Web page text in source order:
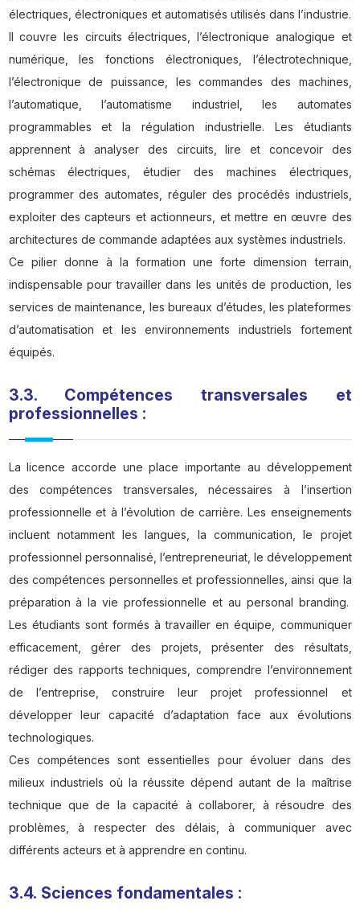
électriques, électroniques et automatisés utilisés dans l’industrie.
Il couvre les circuits électriques, l’électronique analogique et
numérique, les fonctions électroniques, l’électrotechnique,
l’électronique de puissance, les commandes des machines,
l’automatique, l’automatisme industriel, les automates
programmables et la régulation industrielle. Les étudiants
apprennent à analyser des circuits, lire et concevoir des
schémas électriques, étudier des machines électriques,
programmer des automates, réguler des procédés industriels,
exploiter des capteurs et actionneurs, et mettre en œuvre des
architectures de commande adaptées aux systèmes industriels.
Ce pilier donne à la formation une forte dimension terrain,
indispensable pour travailler dans les unités de production, les
services de maintenance, les bureaux d’études, les plateformes
d’automatisation et les environnements industriels fortement
équipés.
3.3. Compétences transversales et
professionnelles :
La licence accorde une place importante au développement
des compétences transversales, nécessaires à l’insertion
professionnelle et à l’évolution de carrière. Les enseignements
incluent notamment les langues, la communication, le projet
professionnel personnalisé, l’entrepreneuriat, le développement
des compétences personnelles et professionnelles, ainsi que la
préparation à la vie professionnelle et au personal branding.
Les étudiants sont formés à travailler en équipe, communiquer
efficacement, gérer des projets, présenter des résultats,
rédiger des rapports techniques, comprendre l’environnement
de l’entreprise, construire leur projet professionnel et
développer leur capacité d’adaptation face aux évolutions
technologiques.
Ces compétences sont essentielles pour évoluer dans des
milieux industriels où la réussite dépend autant de la maîtrise
technique que de la capacité à collaborer, à résoudre des
problèmes, à respecter des délais, à communiquer avec
différents acteurs et à apprendre en continu.
3.4. Sciences fondamentales :